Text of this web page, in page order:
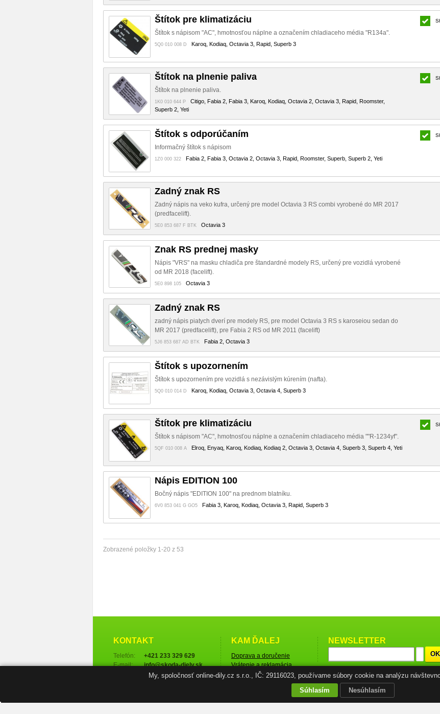
My, spoločnosť online-dily.cz s.r.o., IČ: 29116023, používame súbory cookie na analýzu
Súhlasím
Nesúhlasím
Štítok pre klimatizáciu
Štítok s nápisom "AC", hmotnosťou náplne a označením chladiaceho média "R134a".
5Q0 010 008 D Karoq, Kodiaq, Octavia 3, Rapid, Superb 3
Štítok na plnenie paliva
Štítok na plnenie paliva.
1K0 010 644 P Citigo, Fabia 2, Fabia 3, Karoq, Kodiaq, Octavia 2, Octavia 3, Rapid, Roomster,
Superb 2, Yeti
Štítok s odporúčaním
Informačný štítok s nápisom
1Z0 000 322 Fabia 2, Fabia 3, Octavia 2, Octavia 3, Rapid, Roomster, Superb, Superb 2, Yeti
Zadný znak RS
Zadný nápis na veko kufra, určený pre model Octavia 3 RS combi vyrobené do MR 2017
(predfacelift).
5E0 853 687 F BTK Octavia 3
Znak RS prednej masky
Nápis "VRS" na masku chladiča pre štandardné modely RS, určený pre vozidlá vyrobené
od MR 2018 (facelift).
5E0 898 105 Octavia 3
Zadný znak RS
zadný nápis piatych dverí pre modely RS, pre model Octavia 3 RS s karoseiou sedan do
MR 2017 (predfacelift), pre Fabia 2 RS od MR 2011 (facelift)
5J6 853 687 AD BTK Fabia 2, Octavia 3
Štítok s upozornením
Štítok s upozornením pre vozidlá s nezávislým kúrením (nafta).
5Q0 010 014 D Karoq, Kodiaq, Octavia 3, Octavia 4, Superb 3
Štítok pre klimatizáciu
Štítok s nápisom "AC", hmotnosťou náplne a označením chladiaceho média ""R-1234yf".
5QF 010 008 A Elroq, Enyaq, Karoq, Kodiaq, Kodiaq 2, Octavia 3, Octavia 4, Superb 3, Superb 4, Yeti
Nápis EDITION 100
Bočný nápis "EDITION 100" na prednom blatníku.
6V0 853 041 G GO5 Fabia 3, Karoq, Kodiaq, Octavia 3, Rapid, Superb 3
Zobrazené položky 1-20 z 53
KONTAKT
Telefón:
+421 233 329 629
E-mail:
info@skoda-diely.sk
Ďalšie kontakty →
KAM ĎALEJ
Doprava a doručenie
Vrátenie a reklamácia
tovaru
Obchodné podmienky
Ochrana osobných údajov
NEWSLETTER
OK